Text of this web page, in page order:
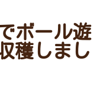
ボール遊
穫しまし